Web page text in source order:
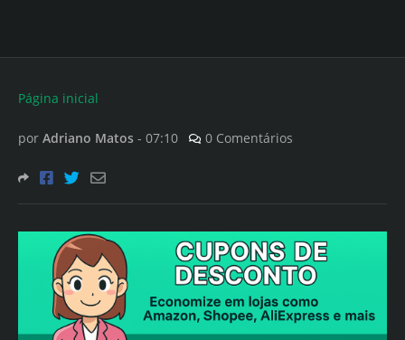
Página inicial
por Adriano Matos - 07:10 0 Comentários